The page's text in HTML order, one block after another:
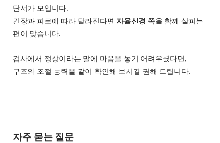
단서가 모입니다.
긴장과 피로에 따라 달라진다면 자율신경 쪽을 함께 살피는
편이 맞습니다.
검사에서 정상이라는 말에 마음을 놓기 어려우셨다면,
구조와 조절 능력을 같이 확인해 보시길 권해 드립니다.
자주 묻는 질문